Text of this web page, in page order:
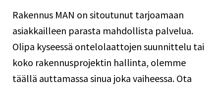
Rakennus MAN on sitoutunut tarjoamaan
asiakkailleen parasta mahdollista palvelua.
Olipa kyseessä ontelolaattojen suunnittelu tai
koko rakennusprojektin hallinta, olemme
täällä auttamassa sinua joka vaiheessa. Ota